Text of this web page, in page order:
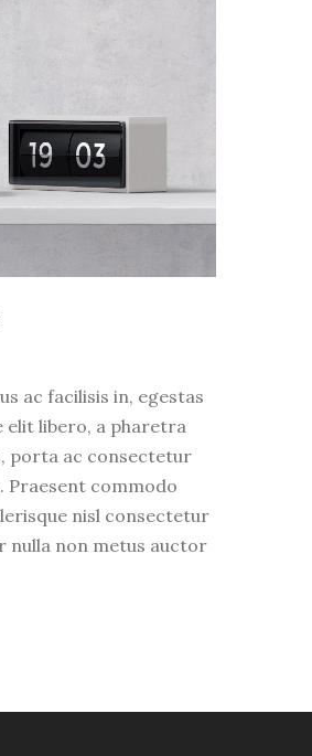
ac facilisis in, egestas
elit libero, a pharetra
porta ac consectetur
Praesent commodo
nisl consectetur
nulla non metus auctor